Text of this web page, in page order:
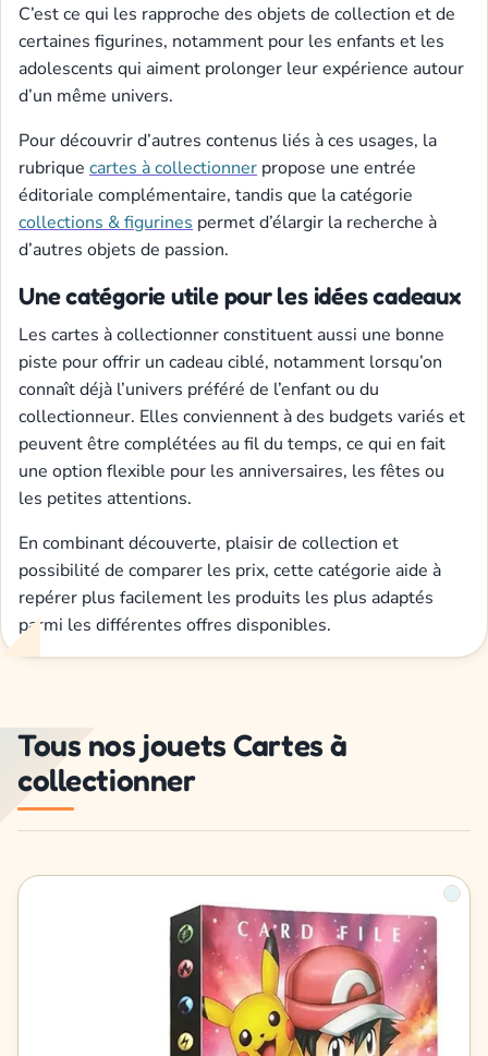
C’est ce qui les rapproche des objets de collection et de
certaines figurines, notamment pour les enfants et les
adolescents qui aiment prolonger leur expérience autour
d’un même univers.
Pour découvrir d’autres contenus liés à ces usages, la
rubrique cartes à collectionner propose une entrée
éditoriale complémentaire, tandis que la catégorie
collections & figurines permet d’élargir la recherche à
d’autres objets de passion.
Une catégorie utile pour les idées cadeaux
Les cartes à collectionner constituent aussi une bonne
piste pour offrir un cadeau ciblé, notamment lorsqu’on
connaît déjà l’univers préféré de l’enfant ou du
collectionneur. Elles conviennent à des budgets variés et
peuvent être complétées au fil du temps, ce qui en fait
une option flexible pour les anniversaires, les fêtes ou
les petites attentions.
En combinant découverte, plaisir de collection et
possibilité de comparer les prix, cette catégorie aide à
repérer plus facilement les produits les plus adaptés
parmi les différentes offres disponibles.
Tous nos jouets Cartes à
collectionner